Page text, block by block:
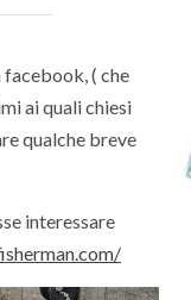
facebook, ( che
ai quali chiesi
qualche breve
interessare